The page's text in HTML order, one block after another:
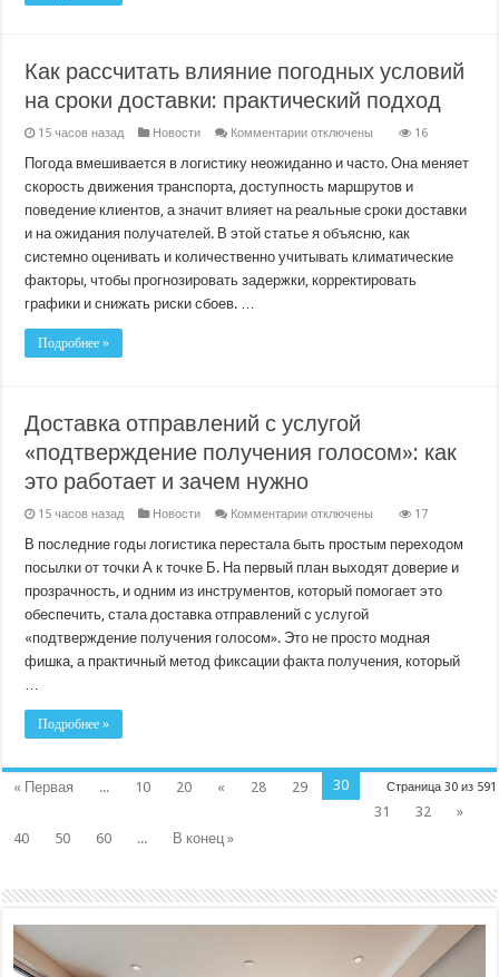
Как рассчитать влияние погодных условий
на сроки доставки: практический подход
15 часов назад Новости Комментариик
Как
влияние
погодных
условий
на
доставки:
практический
подход
отключены 16
Погода вмешивается в логистику неожиданно и часто. Она меняет
скорость движения транспорта, доступность маршрутов и
поведение клиентов, а значит влияет на реальные сроки доставки
и на ожидания получателей. В этой статье я объясню, как
системно оценивать и количественно учитывать климатические
факторы, чтобы прогнозировать задержки, корректировать
графики и снижать риски сбоев. …
Подробнее »
Доставка отправлений с услугой
«подтверждение получения голосом»: как
это работает и зачем нужно
15 часов назад Новости Комментариик
Доставка
отправлений
с
услугой
«подтверждение
получения
как
это
работает
отключены 17
В последние годы логистика перестала быть простым переходом
посылки от точки А к точке Б. На первый план выходят доверие и
прозрачность, и одним из инструментов, который помогает это
обеспечить, стала доставка отправлений с услугой
«подтверждение получения голосом». Это не просто модная
фишка, а практичный метод фиксации факта получения, который
…
Подробнее »
Страница 30 из 591
« Первая ... 10 20 « 28 29
30
31
32
»
40
50 60 ... В конец »